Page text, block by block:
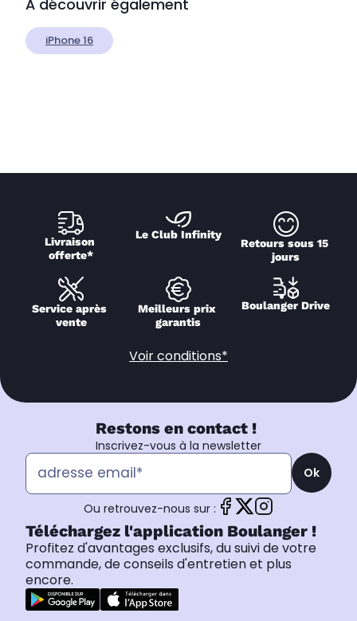
À découvrir également
iPhone 16
Livraison
offerte*
Le Club Infinity
Retours sous 15
jours
Service après
vente
Meilleurs prix
garantis
Boulanger Drive
Voir conditions*
Restons en contact !
Inscrivez-vous à la newsletter
Ok
Ou retrouvez-nous sur :
Téléchargez l'application Boulanger !
Profitez d'avantages exclusifs, du suivi de votre
commande, de conseils d'entretien et plus
encore.